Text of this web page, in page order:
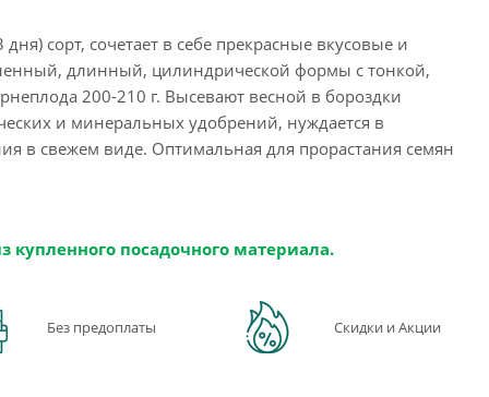
сорт, сочетает в себе прекрасные вкусовые и
длинный, цилиндрической формы с тонкой,
200-210 г. Высевают весной в бороздки
и минеральных удобрений, нуждается в
в свежем виде. Оптимальная для прорастания семян
купленного посадочного материала.
Без предоплаты Скидки и Акции